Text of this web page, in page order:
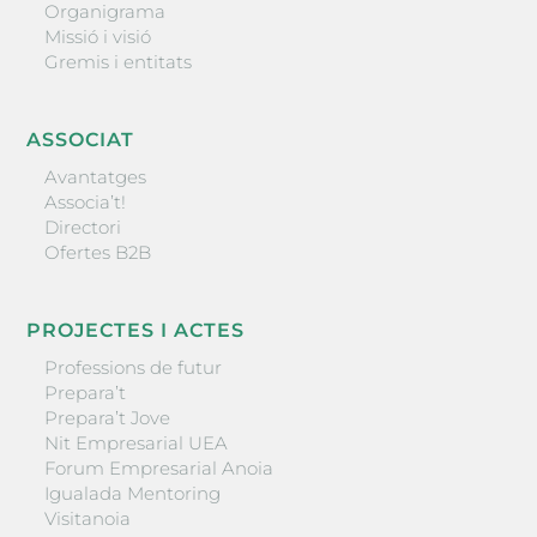
Organigrama
Missió i visió
Gremis i entitats
ASSOCIAT
Avantatges
Associa’t!
Directori
Ofertes B2B
PROJECTES I ACTES
Professions de futur
Prepara’t
Prepara’t Jove
Nit Empresarial UEA
Forum Empresarial Anoia
Igualada Mentoring
Visitanoia